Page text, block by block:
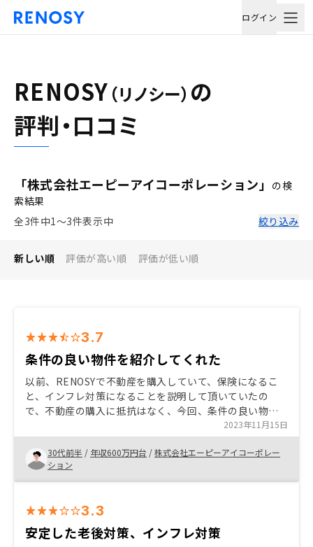
ログイン
RENOSY （リノシー） の
評判・口コミ
「株式会社エーピーアイコーポレーション」 の検
索結果
全3件中1〜3件表示中
絞り込み
新しい順 評価が高い順 評価が低い順
3.7
条件の良い物件を紹介してくれた
以前、RENOSYで不動産を購入していて、保険になるこ
と、インフレ対策になることを説明して頂いていたの
で、不動産の購入に抵抗はなく、今回、条件の良い物件
を提案頂いたので再度、購入することにしました。契約
時に記載が必要だった書類が電子化されているため、ス
ムーズに契約を行うことができ、相変わらず時間があま
りかからなかったことも良かったです。
2023年11月15日
30代前半 / 年収600万円台 /株式会社エーピーアイコーポレー
ション
3.3
安定した老後対策、インフレ対策